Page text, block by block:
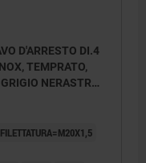
D'ARRESTO DI.4
TEMPRATO,
NERASTRO
FILETTATURA=M20X1,5